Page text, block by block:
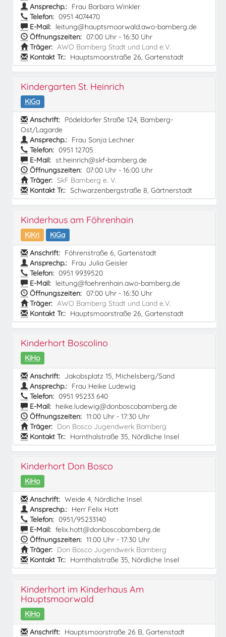
Ansprechp.: Frau Barbara Winkler
Telefon: 0951 4074470
E-Mail: leitung@hauptsmoorwald.awo-bamberg.de
Öffnungszeiten: 07:00 Uhr - 16:30 Uhr
Träger: AWO Bamberg Stadt und Land e.V.
Kontakt Tr.: Hauptsmoorstraße 26, Gartenstadt
Kindergarten St. Heinrich
KiGa
Anschrift: Pödeldorfer Straße 124, Bamberg-
Ost/Lagarde
Ansprechp.: Frau Sonja Lechner
Telefon: 0951 12705
E-Mail: st.heinrich@skf-bamberg.de
Öffnungszeiten: 07:00 Uhr - 16:00 Uhr
Träger: SkF Bamberg e. V.
Kontakt Tr.: Schwarzenbergstraße 8, Gärtnerstadt
Kinderhaus am Föhrenhain
KiKri
KiGa
Anschrift: Föhrenstraße 6, Gartenstadt
Ansprechp.: Frau Julia Geisler
Telefon: 0951 9939520
E-Mail: leitung@foehrenhain.awo-bamberg.de
Öffnungszeiten: 07:00 Uhr - 16:30 Uhr
Träger: AWO Bamberg Stadt und Land e.V.
Kontakt Tr.: Hauptsmoorstraße 26, Gartenstadt
Kinderhort Boscolino
KiHo
Anschrift: Jakobsplatz 15, Michelsberg/Sand
Ansprechp.: Frau Heike Ludewig
Telefon: 0951 95233 640
E-Mail: heike.ludewig@donboscobamberg.de
Öffnungszeiten: 11:00 Uhr - 17:30 Uhr
Träger: Don Bosco Jugendwerk Bamberg
Kontakt Tr.: Hornthalstraße 35, Nördliche Insel
Kinderhort Don Bosco
KiHo
Anschrift: Weide 4, Nördliche Insel
Ansprechp.: Herr Felix Hott
Telefon: 0951/95233140
E-Mail: felix.hott@donboscobamberg.de
Öffnungszeiten: 11:00 Uhr - 17:30 Uhr
Träger: Don Bosco Jugendwerk Bamberg
Kontakt Tr.: Hornthalstraße 35, Nördliche Insel
Kinderhort im Kinderhaus Am
Hauptsmoorwald
KiHo
Anschrift: Hauptsmoorstraße 26 B, Gartenstadt